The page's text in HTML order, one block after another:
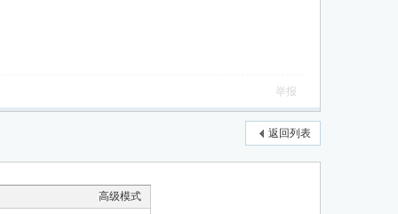
举报
返回列表
高级模式